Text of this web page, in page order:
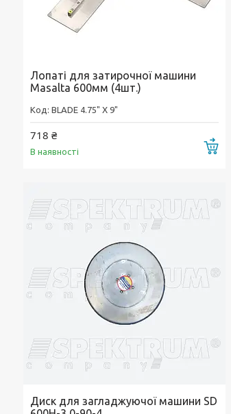
Лопаті для затирочної машини
Masalta 600мм (4шт.)
BLADE 4.75" X 9"
718 ₴
В наявності
Диск для загладжуючої машини SD